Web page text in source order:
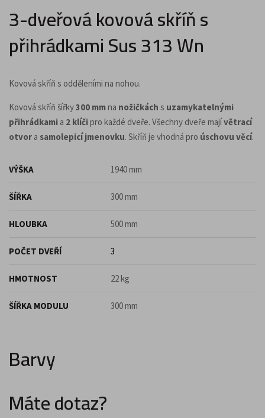
3-dveřová kovová skříň s
přihrádkami Sus 313 Wn
Kovová skříň s odděleními na nohou.
Kovová skříň šířky300 mmna nožičkách s uzamykatelnými
přihrádkami a 2 klíčipro každé dveře. Všechny dveře majívětrací
otvor a samolepicí jmenovku. Skříň je vhodná pro úschovu věcí.
VÝŠKA 1940 mm
ŠÍŘKA 300 mm
HLOUBKA 500 mm
POČET DVEŘÍ 3
HMOTNOST 22 kg
ŠÍŘKA MODULU 300 mm
Barvy
Máte dotaz?